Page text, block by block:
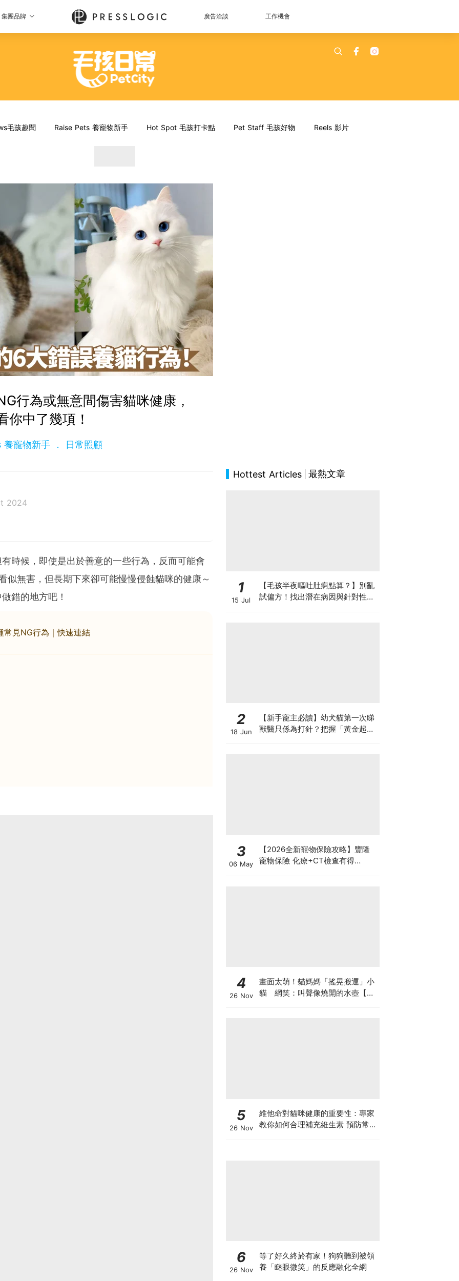
集團品牌 廣告洽談 工作機會
毛孩趣聞 Raise Pets 養寵物新手 Hot Spot 毛孩打卡點 Pet Staff 毛孩好物 Reels 影片
行為或無意間傷害貓咪健康，
你中了幾項！
養寵物新手 日常照顧
2024
時候，即使是出於善意的一些行為，反而可能會
似無害，但長期下來卻可能慢慢侵蝕貓咪的健康～
錯的地方吧！
常見NG行為｜快速連結
Hottest Articles 最熱文章
1
15 Jul
【毛孩半夜嘔吐肚痾點算？】別亂
試偏方！找出潛在病因與針對性營
2
18 Jun
【新手寵主必讀】幼犬貓第一次睇
獸醫只係為打針？把握「黃金起跑
3
06 May
【2026全新寵物保險攻略】豐隆
寵物保險 化療+CT檢查有得
4
26 Nov
畫面太萌！貓媽媽「搖晃搬運」小
貓 網笑：叫聲像燒開的水壺【有
5
26 Nov
維他命對貓咪健康的重要性：專家
教你如何合理補充維生素 預防常見
6
26 Nov
等了好久終於有家！狗狗聽到被領
養「瞇眼微笑」的反應融化全網